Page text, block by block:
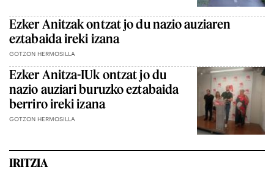
Ezker Anitzak ontzat jo du nazio auziaren
eztabaida ireki izana
GOTZON HERMOSILLA
Ezker Anitza-IUk ontzat jo du
nazio auziari buruzko eztabaida
berriro ireki izana
GOTZON HERMOSILLA
IRITZIA